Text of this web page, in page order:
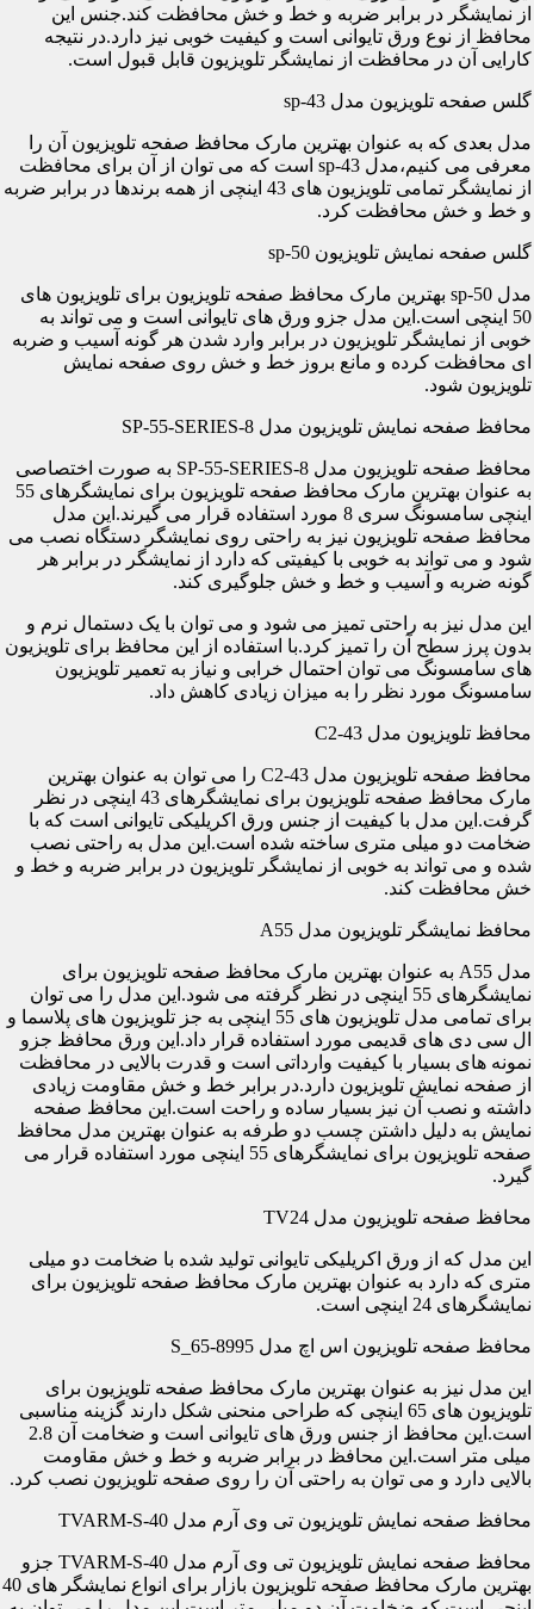
از نمایشگر در برابر ضربه و خط و خش محافظت کند.جنس این
محافظ از نوع ورق تایوانی است و کیفیت خوبی نیز دارد.در نتیجه
کارایی آن در محافظت از نمایشگر تلویزیون قابل قبول است.
گلس صفحه تلویزیون مدل sp-43
مدل بعدی که به عنوان بهترین مارک محافظ صفحه تلویزیون آن را
معرفی می کنیم،مدل sp-43 است که می توان از آن برای محافظت
از نمایشگر تمامی تلویزیون های 43 اینچی از همه برندها در برابر ضربه
و خط و خش محافظت کرد.
گلس صفحه نمایش تلویزیون sp-50
مدل sp-50 بهترین مارک محافظ صفحه تلویزیون برای تلویزیون های
50 اینچی است.این مدل جزو ورق های تایوانی است و می تواند به
خوبی از نمایشگر تلویزیون در برابر وارد شدن هر گونه آسیب و ضربه
ای محافظت کرده و مانع بروز خط و خش روی صفحه نمایش
تلویزیون شود.
محافظ صفحه نمایش تلویزیون مدل SP-55-SERIES-8
محافظ صفحه تلویزیون مدل SP-55-SERIES-8 به صورت اختصاصی
به عنوان بهترین مارک محافظ صفحه تلویزیون برای نمایشگرهای 55
اینچی سامسونگ سری 8 مورد استفاده قرار می گیرند.این مدل
محافظ صفحه تلویزیون نیز به راحتی روی نمایشگر دستگاه نصب می
شود و می تواند به خوبی با کیفیتی که دارد از نمایشگر در برابر هر
گونه ضربه و آسیب و خط و خش جلوگیری کند.
این مدل نیز به راحتی تمیز می شود و می توان با یک دستمال نرم و
بدون پرز سطح آن را تمیز کرد.با استفاده از این محافظ برای تلویزیون
های سامسونگ می توان احتمال خرابی و نیاز به تعمیر تلویزیون
سامسونگ مورد نظر را به میزان زیادی کاهش داد.
محافظ تلویزیون مدل C2-43
محافظ صفحه تلویزیون مدل C2-43 را می توان به عنوان بهترین
مارک محافظ صفحه تلویزیون برای نمایشگرهای 43 اینچی در نظر
گرفت.این مدل با کیفیت از جنس ورق اکریلیکی تایوانی است که با
ضخامت دو میلی متری ساخته شده است.این مدل به راحتی نصب
شده و می تواند به خوبی از نمایشگر تلویزیون در برابر ضربه و خط و
خش محافظت کند.
محافظ نمایشگر تلویزیون مدل A55
مدل A55 به عنوان بهترین مارک محافظ صفحه تلویزیون برای
نمایشگرهای 55 اینچی در نظر گرفته می شود.این مدل را می توان
برای تمامی مدل تلویزیون های 55 اینچی به جز تلویزیون های پلاسما و
ال سی دی های قدیمی مورد استفاده قرار داد.این ورق محافظ جزو
نمونه های بسیار با کیفیت وارداتی است و قدرت بالایی در محافظت
از صفحه نمایش تلویزیون دارد.در برابر خط و خش مقاومت زیادی
داشته و نصب آن نیز بسیار ساده و راحت است.این محافظ صفحه
نمایش به دلیل داشتن چسب دو طرفه به عنوان بهترین مدل محافظ
صفحه تلویزیون برای نمایشگرهای 55 اینچی مورد استفاده قرار می
گیرد.
محافظ صفحه تلویزیون مدل TV24
این مدل که از ورق اکریلیکی تایوانی تولید شده با ضخامت دو میلی
متری که دارد به عنوان بهترین مارک محافظ صفحه تلویزیون برای
نمایشگرهای 24 اینچی است.
محافظ صفحه تلویزیون اس اچ مدل S_65-8995
این مدل نیز به عنوان بهترین مارک محافظ صفحه تلویزیون برای
تلویزیون های 65 اینچی که طراحی منحنی شکل دارند گزینه مناسبی
است.این محافظ از جنس ورق های تایوانی است و ضخامت آن 2.8
میلی متر است.این محافظ در برابر ضربه و خط و خش مقاومت
بالایی دارد و می توان به راحتی آن را روی صفحه تلویزیون نصب کرد.
محافظ صفحه نمایش تلویزیون تی وی آرم مدل TVARM-S-40
محافظ صفحه نمایش تلویزیون تی وی آرم مدل TVARM-S-40 جزو
بهترین مارک محافظ صفحه تلویزیون بازار برای انواع نمایشگر های 40